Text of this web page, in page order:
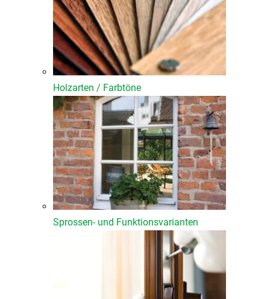
Holzarten / Farbtöne
Sprossen- und Funktionsvarianten